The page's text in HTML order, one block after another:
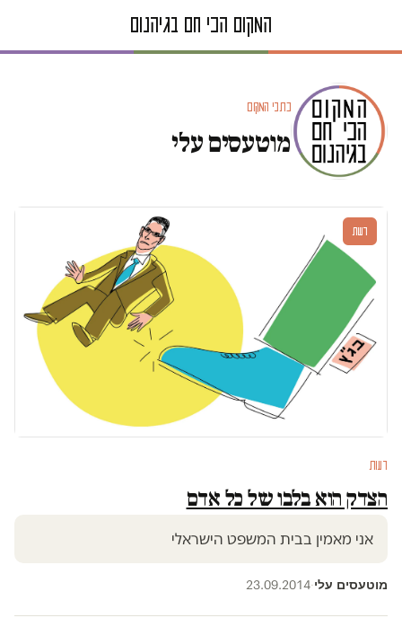
כתבי המקום
מוטעסים עלי
דעות
דעות
הצדק הוא בלבו של כל אדם
אני מאמין בבית המשפט הישראלי
מוטעסים עלי·
23.09.2014